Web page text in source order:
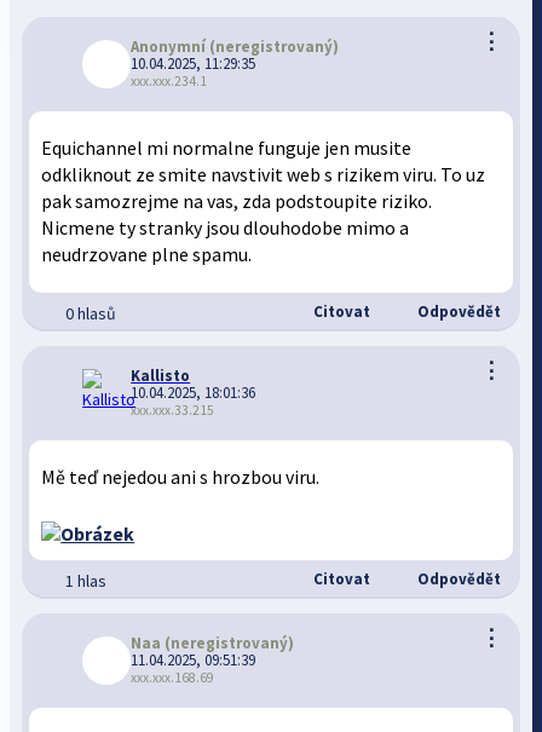
⋮
Anonymní (neregistrovaný)
10.04.2025, 11:29:35
xxx.xxx.234.1
Equichannel mi normalne funguje jen musite
odkliknout ze smite navstivit web s rizikem viru. To uz
pak samozrejme na vas, zda podstoupite riziko.
Nicmene ty stranky jsou dlouhodobe mimo a
neudrzovane plne spamu.
0 hlasů Citovat Odpovědět
⋮
Kallisto
10.04.2025, 18:01:36
xxx.xxx.33.215
Mě teď nejedou ani s hrozbou viru.
1 hlas Citovat Odpovědět
⋮
Naa (neregistrovaný)
11.04.2025, 09:51:39
xxx.xxx.168.69